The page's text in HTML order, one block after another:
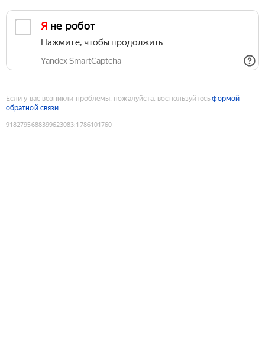
Я не робот
Нажмите, чтобы продолжить
Yandex SmartCaptcha
Если у вас возникли проблемы, пожалуйста, воспользуйтесьформой
обратной связи
9182795688399623083:1786101760